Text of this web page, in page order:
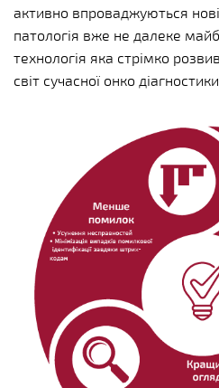
активно впроваджуються
патологія вже не далеке
технологія яка стрімко
світ сучасної онко діагностики.